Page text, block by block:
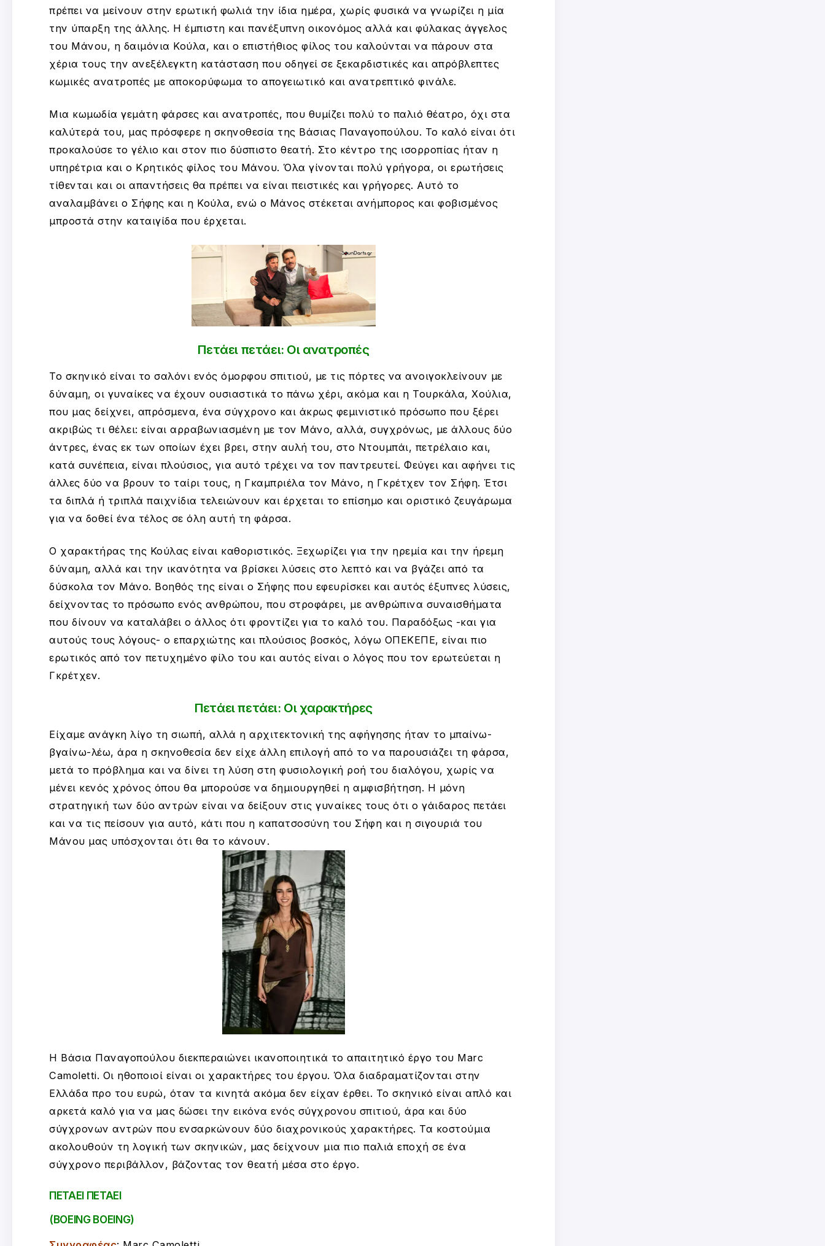
πρέπει να μείνουν στην ερωτική φωλιά την ίδια ημέρα, χωρίς φυσικά να γνωρίζει η μία
την ύπαρξη της άλλης. Η έμπιστη και πανέξυπνη οικονόμος αλλά και φύλακας άγγελος
του Μάνου, η δαιμόνια Κούλα, και ο επιστήθιος φίλος του καλούνται να πάρουν στα
χέρια τους την ανεξέλεγκτη κατάσταση που οδηγεί σε ξεκαρδιστικές και απρόβλεπτες
κωμικές ανατροπές με αποκορύφωμα το απογειωτικό και ανατρεπτικό φινάλε.
Μια κωμωδία γεμάτη φάρσες και ανατροπές, που θυμίζει πολύ το παλιό θέατρο, όχι στα
καλύτερά του, μας πρόσφερε η σκηνοθεσία της Βάσιας Παναγοπούλου. Το καλό είναι ότι
προκαλούσε το γέλιο και στον πιο δύσπιστο θεατή. Στο κέντρο της ισορροπίας ήταν η
υπηρέτρια και ο Κρητικός φίλος του Μάνου. Όλα γίνονται πολύ γρήγορα, οι ερωτήσεις
τίθενται και οι απαντήσεις θα πρέπει να είναι πειστικές και γρήγορες. Αυτό το
αναλαμβάνει ο Σήφης και η Κούλα, ενώ ο Μάνος στέκεται ανήμπορος και φοβισμένος
μπροστά στην καταιγίδα που έρχεται.
Πετάει πετάει: Οι ανατροπές
Το σκηνικό είναι το σαλόνι ενός όμορφου σπιτιού, με τις πόρτες να ανοιγοκλείνουν με
δύναμη, οι γυναίκες να έχουν ουσιαστικά το πάνω χέρι, ακόμα και η Τουρκάλα, Χούλια,
που μας δείχνει, απρόσμενα, ένα σύγχρονο και άκρως φεμινιστικό πρόσωπο που ξέρει
ακριβώς τι θέλει: είναι αρραβωνιασμένη με τον Μάνο, αλλά, συγχρόνως, με άλλους δύο
άντρες, ένας εκ των οποίων έχει βρει, στην αυλή του, στο Ντουμπάι, πετρέλαιο και,
κατά συνέπεια, είναι πλούσιος, για αυτό τρέχει να τον παντρευτεί. Φεύγει και αφήνει τις
άλλες δύο να βρουν το ταίρι τους, η Γκαμπριέλα τον Μάνο, η Γκρέτχεν τον Σήφη. Έτσι
τα διπλά ή τριπλά παιχνίδια τελειώνουν και έρχεται το επίσημο και οριστικό ζευγάρωμα
για να δοθεί ένα τέλος σε όλη αυτή τη φάρσα.
Ο χαρακτήρας της Κούλας είναι καθοριστικός. Ξεχωρίζει για την ηρεμία και την ήρεμη
δύναμη, αλλά και την ικανότητα να βρίσκει λύσεις στο λεπτό και να βγάζει από τα
δύσκολα τον Μάνο. Βοηθός της είναι ο Σήφης που εφευρίσκει και αυτός έξυπνες λύσεις,
δείχνοντας το πρόσωπο ενός ανθρώπου, που στροφάρει, με ανθρώπινα συναισθήματα
που δίνουν να καταλάβει ο άλλος ότι φροντίζει για το καλό του. Παραδόξως -και για
αυτούς τους λόγους- ο επαρχιώτης και πλούσιος βοσκός, λόγω ΟΠΕΚΕΠΕ, είναι πιο
ερωτικός από τον πετυχημένο φίλο του και αυτός είναι ο λόγος που τον ερωτεύεται η
Γκρέτχεν.
Πετάει πετάει: Οι χαρακτήρες
Είχαμε ανάγκη λίγο τη σιωπή, αλλά η αρχιτεκτονική της αφήγησης ήταν το μπαίνω-
βγαίνω-λέω, άρα η σκηνοθεσία δεν είχε άλλη επιλογή από το να παρουσιάζει τη φάρσα,
μετά το πρόβλημα και να δίνει τη λύση στη φυσιολογική ροή του διαλόγου, χωρίς να
μένει κενός χρόνος όπου θα μπορούσε να δημιουργηθεί η αμφισβήτηση. Η μόνη
στρατηγική των δύο αντρών είναι να δείξουν στις γυναίκες τους ότι ο γάιδαρος πετάει
και να τις πείσουν για αυτό, κάτι που η καπατσοσύνη του Σήφη και η σιγουριά του
Μάνου μας υπόσχονται ότι θα το κάνουν.
Η Βάσια Παναγοπούλου διεκπεραιώνει ικανοποιητικά το απαιτητικό έργο του Marc
Camoletti. Οι ηθοποιοί είναι οι χαρακτήρες του έργου. Όλα διαδραματίζονται στην
Ελλάδα προ του ευρώ, όταν τα κινητά ακόμα δεν είχαν έρθει. Το σκηνικό είναι απλό και
αρκετά καλό για να μας δώσει την εικόνα ενός σύγχρονου σπιτιού, άρα και δύο
σύγχρονων αντρών που ενσαρκώνουν δύο διαχρονικούς χαρακτήρες. Τα κοστούμια
ακολουθούν τη λογική των σκηνικών, μας δείχνουν μια πιο παλιά εποχή σε ένα
σύγχρονο περιβάλλον, βάζοντας τον θεατή μέσα στο έργο.
ΠΕΤΑΕΙ ΠΕΤΑΕΙ
(BOEING BOEING)